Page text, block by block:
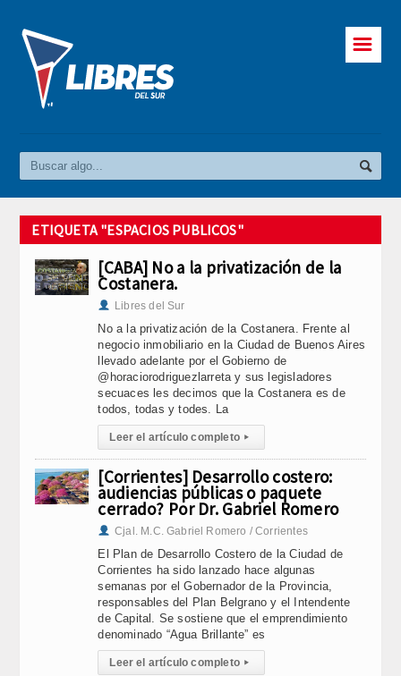
☰
ETIQUETA "ESPACIOS PUBLICOS"
[CABA] No a la privatización de la
Costanera.
Libres del Sur
No a la privatización de la Costanera. Frente al
negocio inmobiliario en la Ciudad de Buenos Aires
llevado adelante por el Gobierno de
@horaciorodriguezlarreta y sus legisladores
secuaces les decimos que la Costanera es de
todos, todas y todes. La
Leer el artículo completo ▸
[Corrientes] Desarrollo costero:
audiencias públicas o paquete
cerrado? Por Dr. Gabriel Romero
Cjal. M.C. Gabriel Romero / Corrientes
El Plan de Desarrollo Costero de la Ciudad de
Corrientes ha sido lanzado hace algunas
semanas por el Gobernador de la Provincia,
responsables del Plan Belgrano y el Intendente
de Capital. Se sostiene que el emprendimiento
denominado “Agua Brillante” es
Leer el artículo completo ▸